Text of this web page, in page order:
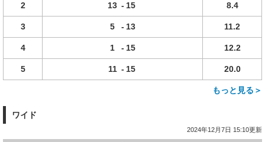
2 13 - 15 8.4
3 5 - 13 11.2
4 1 - 15 12.2
5 11 - 15 20.0
もっと見る＞
ワイド
2024年12月7日 15:10更新